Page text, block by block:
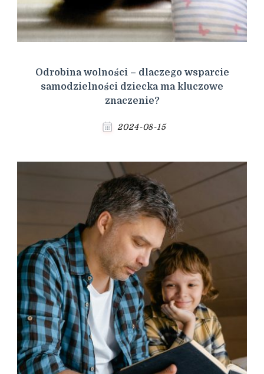
Odrobina wolności – dlaczego wsparcie
samodzielności dziecka ma kluczowe
znaczenie?
2024-08-15